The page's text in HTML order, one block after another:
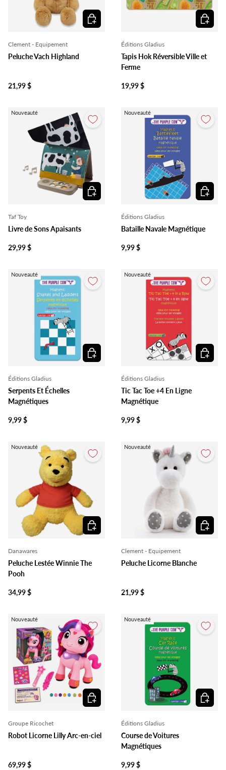
Clement - Equipement
Peluche Vach Highland
21,99 $
Ajouter au panier
Éditions Gladius
Tapis Hok Réversible Ville et
Ferme
19,99 $
Ajouter
Nouveauté
Taf Toy
Livre de Sons Apaisants
29,99 $
Ajouter au panier
Nouveauté
Éditions Gladius
Bataille Navale Magnétique
9,99 $
Ajouter
Nouveauté
Éditions Gladius
Serpents Et Échelles
Magnétiques
9,99 $
Ajouter au panier
Nouveauté
Éditions Gladius
Tic Tac Toe +4 En Ligne
Magnétique
9,99 $
Ajouter
Nouveauté
Danawares
Peluche Lestée Winnie The
Pooh
34,99 $
Ajouter au panier
Nouveauté
Clement - Equipement
Peluche Licorne Blanche
21,99 $
Ajouter
Nouveauté
Groupe Ricochet
Robot Licorne Lilly Arc-en-ciel
69,99 $
Ajouter au panier
Nouveauté
Éditions Gladius
Course de Voitures
Magnétiques
9,99 $
Ajouter